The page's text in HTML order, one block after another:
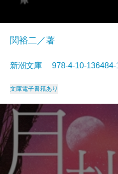
関裕二／著
新潮文庫 978-4-10-
文庫電子書籍あり